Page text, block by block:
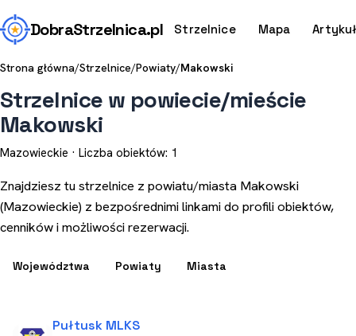
DobraStrzelnica.pl Strzelnice Mapa
Strona główna/Strzelnice/Powiaty/Makowski
Strzelnice w powiecie/mieście
Makowski
Mazowieckie · Liczba obiektów: 1
Znajdziesz tu strzelnice z powiatu/miasta Makowski
(Mazowieckie) z bezpośrednimi linkami do profili obiektów,
cenników i możliwości rezerwacji.
Województwa Powiaty Miasta
Pułtusk MLKS